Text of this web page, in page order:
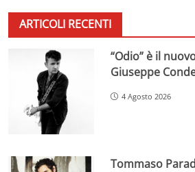
ARTICOLI RECENTI
“Odio” è il
Giuseppe
4 Agosto 2026
Tommaso